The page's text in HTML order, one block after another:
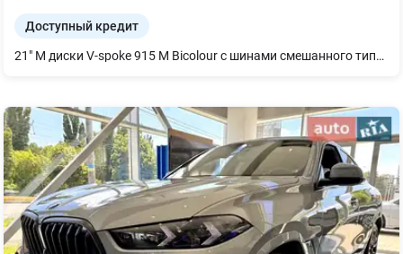
Доступный кредит
21" M диски V-spoke 915 M Bicolour с шинами смешанного типа и runflat Шины `Runflat` Панели салона из дерева липы `Fineline` коричневые с открытыми порами Юридический экстренный вызов Пакет "M Sport Pro" Дизайн фар BMW Individual Shadow Line М паски безпеки M Sport тормоза с красными суппортами BMW Individual обработка кузова `High - gloss Shadow Line` с расширенным содержанием M спортивный звук выхлопной системы Пакет `Comfort` Подогрев передних и задних сидений Передний пакет подогрева Термостакан Украинский пакет (Ukrainian package) Протиугонная система со сканером салона Автоматические доводчики дверей Солнцезащитное остекление Велюровые коврики Активная вентиляция передних сидений Комфортные передние сиденья Адаптивные светодиодные фары Акустическая система `Harman Kardon` Болты-секретки для колес Индикатор давления в шинах Адаптивная пневматическая подвеска Решетка радиатора BMW `Iconig Glow` Акустическое скление Отделка `CraftedClarity` Driving Assistant Помощь при парковке Professional Интеллектуальный экстренный вызов Teleservices ConnectedDrive Services Пакет Connected неограниченный Беспроводная зарядка с охлаждением устройства